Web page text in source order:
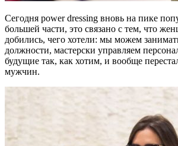
Сегодня power dressing вновь на пике
большей части, это связано с тем, что
добились, чего хотели: мы можем
должности, мастерски управляем
будущие так, как хотим, и вообще
мужчин.